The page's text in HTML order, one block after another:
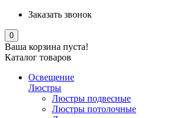
Заказать звонок
0
Ваша корзина пуста!
Каталог товаров
Освещение
Люстры
Люстры подвесные
Люстры потолочные